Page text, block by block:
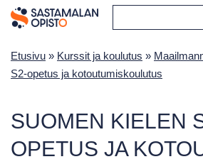
Etusivu » Kurssit ja koulutus »
S2-opetus ja kotoutumiskoulutus
SUOMEN KIELEN
OPETUS JA